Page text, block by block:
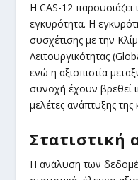
Η CAS-12 παρουσιάζει
εγκυρότητα. Η
συσχέτισης με την
Λειτουργικότητας
ενώ η αξιοπιστία
συνοχή έχουν βρεθεί
μελέτες ανάπτυξης της
Στατιστική
Η ανάλυση των